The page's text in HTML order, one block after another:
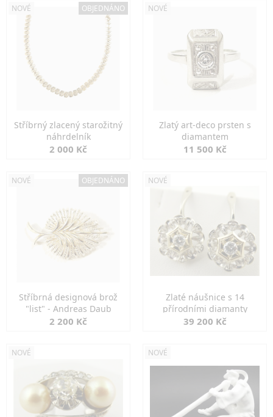
NOVÉ OBJEDNÁNO
Stříbrný zlacený starožitný
náhrdelník
2 000 Kč
NOVÉ
Zlatý art-deco prsten s
diamantem
11 500 Kč
NOVÉ OBJEDNÁNO
Stříbrná designová brož
"list" - Andreas Daub
2 200 Kč
NOVÉ
Zlaté náušnice s 14
přírodními diamanty
39 200 Kč
NOVÉ NOVÉ